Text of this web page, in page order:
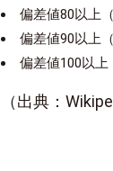
偏差値80以上
偏差値90以上
偏差値100以上
（出典：